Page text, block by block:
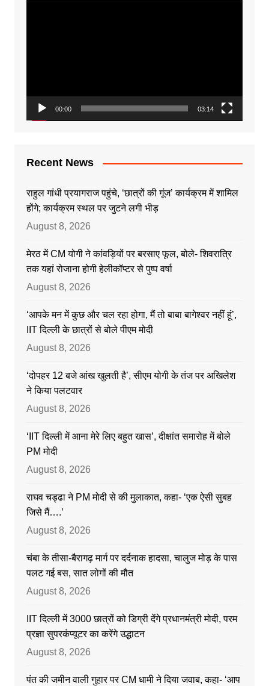
00:00 03:14
Recent News
राहुल गांधी प्रयागराज पहुंचे, ‘छात्रों की गूंज’ कार्यक्रम में शामिल
होंगे; कार्यक्रम स्थल पर जुटने लगी भीड़
August 8, 2026
मेरठ में CM योगी ने कांवड़ियों पर बरसाए फूल, बोले- शिवरात्रि
तक यहां रोजाना होगी हेलीकॉप्टर से पुष्प वर्षा
August 8, 2026
‘आपके मन में कुछ और चल रहा होगा, मैं तो बाबा बागेश्वर नहीं हूं’,
IIT दिल्ली के छात्रों से बोले पीएम मोदी
August 8, 2026
‘दोपहर 12 बजे आंख खुलती है’, सीएम योगी के तंज पर अखिलेश
ने किया पलटवार
August 8, 2026
‘IIT दिल्ली में आना मेरे लिए बहुत खास’, दीक्षांत समारोह में बोले
PM मोदी
August 8, 2026
राघव चड्ढा ने PM मोदी से की मुलाकात, कहा- ‘एक ऐसी सुबह
जिसे मैं….’
August 8, 2026
चंबा के तीसा-बैरागढ़ मार्ग पर दर्दनाक हादसा, चालुज मोड़ के पास
पलट गई बस, सात लोगों की मौत
August 8, 2026
IIT दिल्ली में 3000 छात्रों को डिग्री देंगे प्रधानमंत्री मोदी, परम
प्रज्ञा सुपरकंप्यूटर का करेंगे उद्धाटन
August 8, 2026
पंत की जमीन वाली गुहार पर CM धामी ने दिया जवाब, कहा- ‘आप